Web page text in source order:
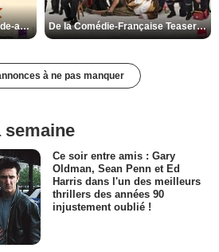
Les Matins merveilleux Bande-annonce VF De la Comédie-Française Teaser VF
à ne pas manquer
semaine
Ce soir entre amis : Gary
Oldman, Sean Penn et Ed
Harris dans l'un des meilleurs
thrillers des années 90
injustement oublié !